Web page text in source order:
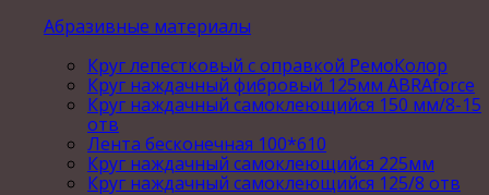
Абразивные материалы
Круг лепестковый с оправкой РемоКолор
Круг наждачный фибровый 125мм ABRAforce
Круг наждачный самоклеющийся 150 мм/8-15
отв
Лента бесконечная 100*610
Круг наждачный самоклеющийся 225мм
Круг наждачный самоклеющийся 125/8 отв